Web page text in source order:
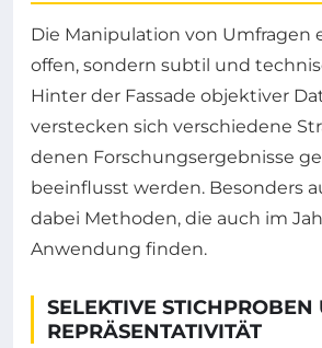
Die Manipulation von Umfragen
offen, sondern subtil und
Hinter der Fassade objektiver
verstecken sich verschiedene
denen Forschungsergebnisse
beeinflusst werden. Besonders
dabei Methoden, die auch im
Anwendung finden.
SELEKTIVE STICHPROBEN
REPRÄSENTATIVITÄT